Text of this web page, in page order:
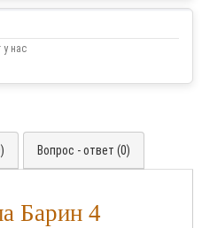
у нас
Вопрос - ответ (0)
Барин 4